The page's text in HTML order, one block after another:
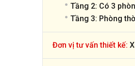
Tầng 2: Có 3
Tầng 3: Phòng
Đơn vị tư vấn thiết kế: